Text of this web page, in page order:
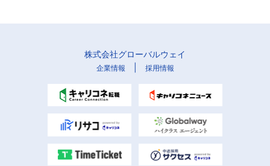
株式会社グローバルウェイ
企業情報 採用情報